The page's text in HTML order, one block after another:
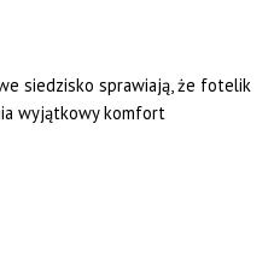
siedzisko sprawiają, że fotelik
wyjątkowy komfort